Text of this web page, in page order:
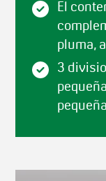
El
pluma,
3